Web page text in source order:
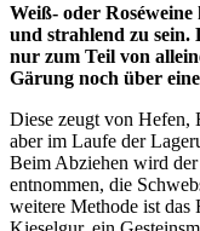
Weiß- oder
und strahlend zu sein.
nur zum Teil von
Gärung noch über
Diese zeugt von Hefen,
aber im Laufe der
Beim Abziehen wird
entnommen, die
weitere Methode ist das